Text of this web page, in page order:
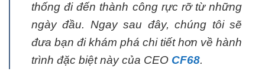
thống đi đến thành công rực rỡ từ những
ngày đầu. Ngay sau đây, chúng tôi sẽ
đưa bạn đi khám phá chi tiết hơn về hành
trình đặc biệt này của CEO CF68.